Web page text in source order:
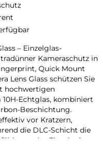
– Einzelglas-
Kameraschutz in
Quick Mount
Lens Glass schützen Sie
hochwertigen
Echtglas, kombiniert
Beschichtung.
vor Kratzern,
die DLC-Schicht die
macht. Eine Anti-